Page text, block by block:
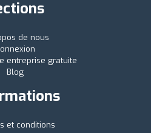
de nous
entreprise gratuite
Blog
et conditions